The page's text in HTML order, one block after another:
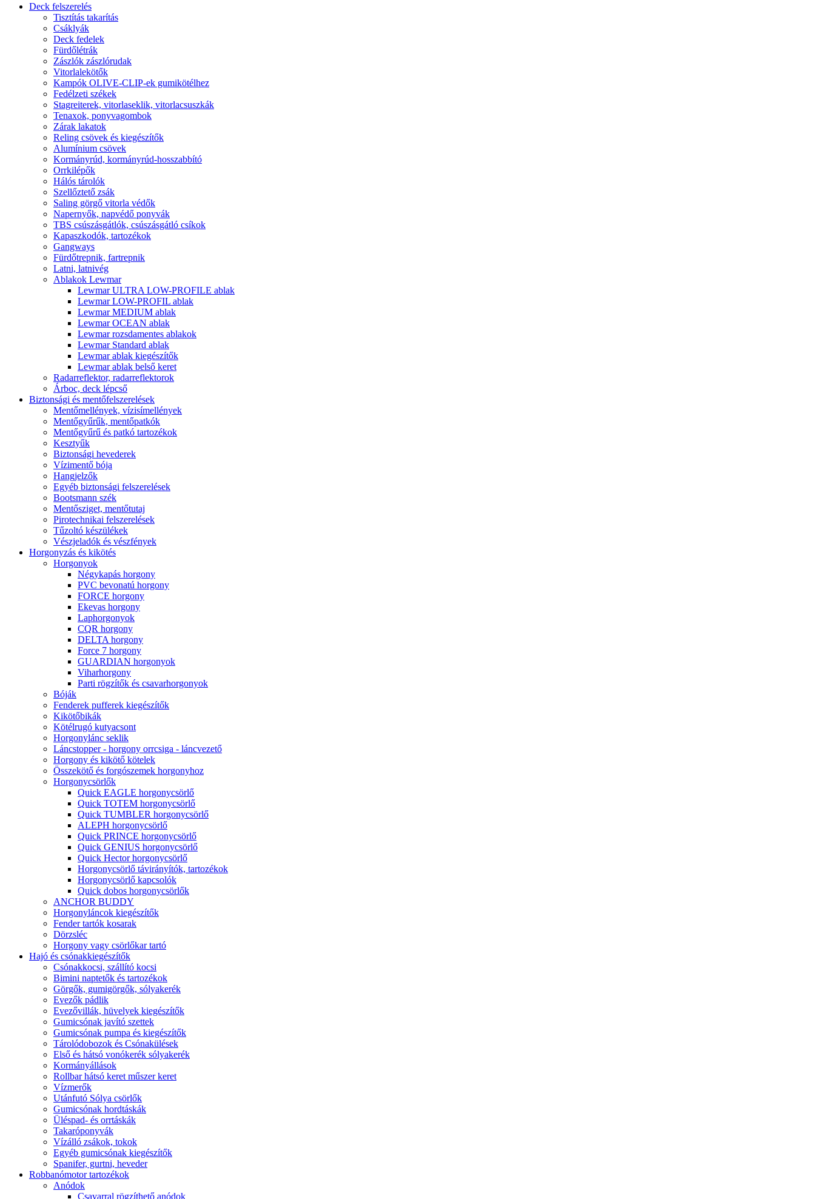
Deck felszerelés
Tisztítás takarítás
Csáklyák
Deck fedelek
Fürdőlétrák
Zászlók zászlórudak
Vitorlalekötők
Kampók OLIVE-CLIP-ek gumikötélhez
Fedélzeti székek
Stagreiterek, vitorlaseklik, vitorlacsuszkák
Tenaxok, ponyvagombok
Zárak lakatok
Reling csövek és kiegészítők
Alumínium csövek
Kormányrúd, kormányrúd-hosszabbító
Orrkilépők
Hálós tárolók
Szellőztető zsák
Saling görgő vitorla védők
Napernyők, napvédő ponyvák
TBS csúszásgátlók, csúszásgátló csíkok
Kapaszkodók, tartozékok
Gangways
Fürdőtrepnik, fartrepnik
Latni, latnivég
Ablakok Lewmar
Lewmar ULTRA LOW-PROFILE ablak
Lewmar LOW-PROFIL ablak
Lewmar MEDIUM ablak
Lewmar OCEAN ablak
Lewmar rozsdamentes ablakok
Lewmar Standard ablak
Lewmar ablak kiegészítők
Lewmar ablak belső keret
Radarreflektor, radarreflektorok
Árboc, deck lépcső
Biztonsági és mentőfelszerelések
Mentőmellények, vízisímellények
Mentőgyűrűk, mentőpatkók
Mentőgyűrű és patkó tartozékok
Kesztyűk
Biztonsági hevederek
Vízimentő bója
Hangjelzők
Egyéb biztonsági felszerelések
Bootsmann szék
Mentősziget, mentőtutaj
Pirotechnikai felszerelések
Tűzoltó készülékek
Vészjeladók és vészfények
Horgonyzás és kikötés
Horgonyok
Négykapás horgony
PVC bevonatú horgony
FORCE horgony
Ekevas horgony
Laphorgonyok
CQR horgony
DELTA horgony
Force 7 horgony
GUARDIAN horgonyok
Viharhorgony
Parti rögzítők és csavarhorgonyok
Bóják
Fenderek pufferek kiegészítők
Kikötőbikák
Kötélrugó kutyacsont
Horgonylánc seklik
Láncstopper - horgony orrcsiga - láncvezető
Horgony és kikötő kötelek
Összekötő és forgószemek horgonyhoz
Horgonycsörlők
Quick EAGLE horgonycsörlő
Quick TOTEM horgonycsörlő
Quick TUMBLER horgonycsörlő
ALEPH horgonycsörlő
Quick PRINCE horgonycsörlő
Quick GENIUS horgonycsörlő
Quick Hector horgonycsörlő
Horgonycsörlő távirányítók, tartozékok
Horgonycsörlő kapcsolók
Quick dobos horgonycsörlők
ANCHOR BUDDY
Horgonyláncok kiegészítők
Fender tartók kosarak
Dörzsléc
Horgony vagy csörlőkar tartó
Hajó és csónakkiegészítők
Csónakkocsi, szállító kocsi
Bimini naptetők és tartozékok
Görgők, gumigörgők, sólyakerék
Evezők pádlik
Evezővillák, hüvelyek kiegészítők
Gumicsónak javító szettek
Gumicsónak pumpa és kiegészítők
Tárolódobozok és Csónakülések
Első és hátsó vonókerék sólyakerék
Kormányállások
Rollbar hátsó keret műszer keret
Vízmerők
Utánfutó Sólya csörlők
Gumicsónak hordtáskák
Üléspad- és orrtáskák
Takaróponyvák
Vízálló zsákok, tokok
Egyéb gumicsónak kiegészítők
Spanifer, gurtni, heveder
Robbanómotor tartozékok
Anódok
Csavarral rögzíthető anódok